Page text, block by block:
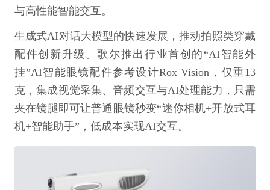
与高性能智能交互。
生成式AI对话大模型的快速发展，推动拍照类穿戴
配件创新升级。歌尔推出行业首创的“AI智能外
挂”AI智能眼镜配件参考设计Rox Vision，仅重13
克，集成视觉采集、音频交互与AI处理能力，只需
夹在镜腿即可让普通眼镜秒变“迷你相机+开放式耳
机+智能助手”，低成本实现AI交互。